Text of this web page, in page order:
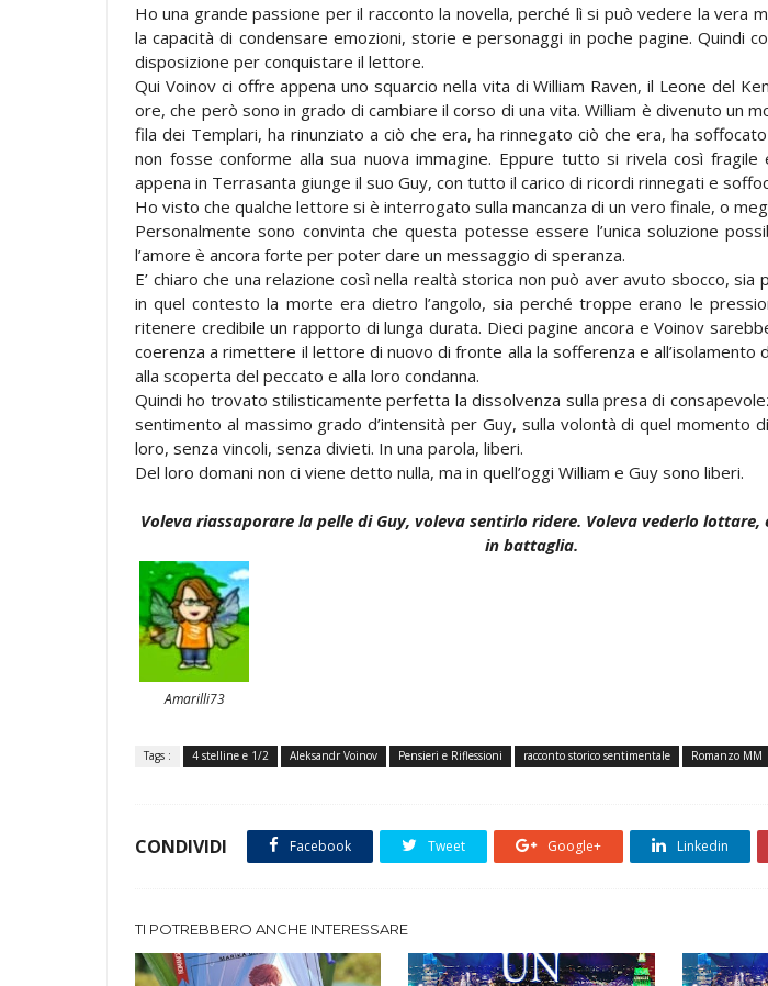
Ho una grande passione per il racconto la novella, perché lì si può vedere la vera
la capacità di condensare emozioni, storie e personaggi in poche pagine. Quindi
disposizione per conquistare il lettore.
Qui Voinov ci offre appena uno squarcio nella vita di William Raven, il Leone del
ore, che però sono in grado di cambiare il corso di una vita. William è divenuto un
fila dei Templari, ha rinunziato a ciò che era, ha rinnegato ciò che era, ha
non fosse conforme alla sua nuova immagine. Eppure tutto si rivela così fragile
appena in Terrasanta giunge il suo Guy, con tutto il carico di ricordi rinnegati e
Ho visto che qualche lettore si è interrogato sulla mancanza di un vero finale, o
Personalmente sono convinta che questa potesse essere l’unica soluzione
l’amore è ancora forte per poter dare un messaggio di speranza.
E’ chiaro che una relazione così nella realtà storica non può aver avuto sbocco, sia
in quel contesto la morte era dietro l’angolo, sia perché troppe erano le
ritenere credibile un rapporto di lunga durata. Dieci pagine ancora e Voinov
coerenza a rimettere il lettore di nuovo di fronte alla la sofferenza e all’isolamento
alla scoperta del peccato e alla loro condanna.
Quindi ho trovato stilisticamente perfetta la dissolvenza sulla presa di
sentimento al massimo grado d’intensità per Guy, sulla volontà di quel momento
loro, senza vincoli, senza divieti. In una parola, liberi.
Del loro domani non ci viene detto nulla, ma in quell’oggi William e Guy sono liberi.
Voleva riassaporare la pelle di Guy, voleva sentirlo ridere. Voleva vederlo
in battaglia.
Amarilli73
Tags : 4 stelline e 1/2 Aleksandr Voinov Pensieri e Riflessioni racconto storico sentimentale Romanzo MM
CONDIVIDI Facebook Tweet Google+ Linkedin
TI POTREBBERO ANCHE INTERESSARE